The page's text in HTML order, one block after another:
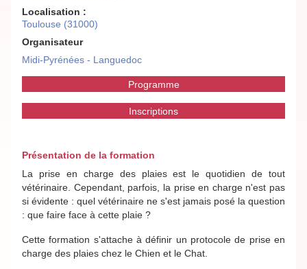
Localisation :
Toulouse (31000)
Organisateur
Midi-Pyrénées - Languedoc
Programme
Inscriptions
Présentation de la formation
La prise en charge des plaies est le quotidien de tout
vétérinaire. Cependant, parfois, la prise en charge n'est pas
si évidente : quel vétérinaire ne s'est jamais posé la question
: que faire face à cette plaie ?
Cette formation s'attache à définir un protocole de prise en
charge des plaies chez le Chien et le Chat.